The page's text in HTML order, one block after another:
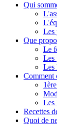
Qui
Les
Que
Le
Les
Les
Comment
Les
Recettes
Quoi de